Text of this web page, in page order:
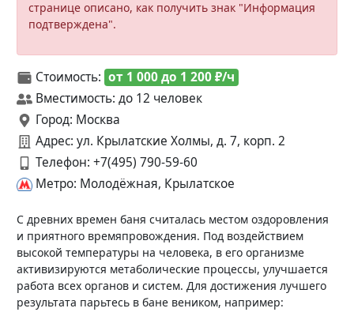
странице описано, как получить знак "Информация
подтверждена".
Стоимость: от 1 000 до 1 200 ₽/ч
Вместимость: до 12 человек
Город: Москва
Адрес: ул. Крылатские Холмы, д. 7, корп. 2
Телефон: +7(495) 790-59-60
Метро: Молодёжная, Крылатское
С древних времен баня считалась местом оздоровления
и приятного времяпровождения. Под воздействием
высокой температуры на человека, в его организме
активизируются метаболические процессы, улучшается
работа всех органов и систем. Для достижения лучшего
результата парьтесь в бане веником, например: